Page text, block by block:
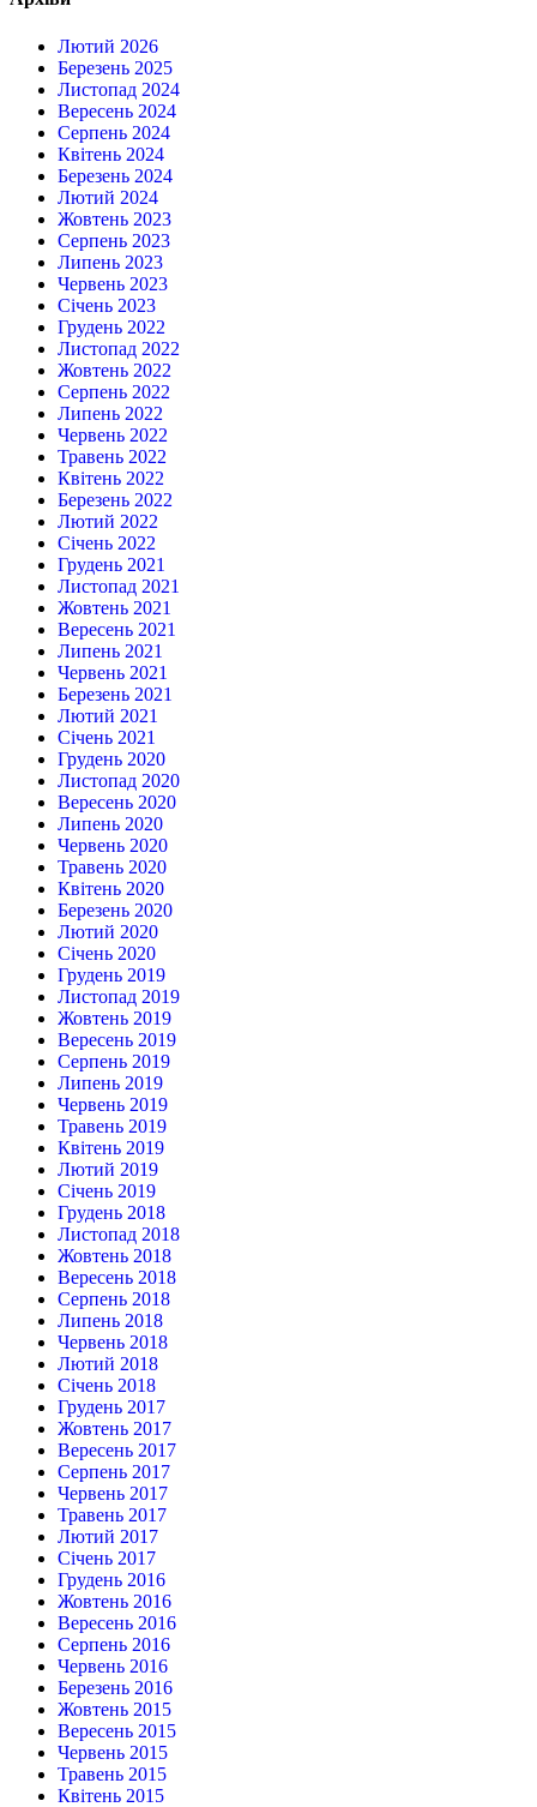
Лютий 2026
Березень 2025
Листопад 2024
Вересень 2024
Серпень 2024
Квітень 2024
Березень 2024
Лютий 2024
Жовтень 2023
Серпень 2023
Липень 2023
Червень 2023
Січень 2023
Грудень 2022
Листопад 2022
Жовтень 2022
Серпень 2022
Липень 2022
Червень 2022
Травень 2022
Квітень 2022
Березень 2022
Лютий 2022
Січень 2022
Грудень 2021
Листопад 2021
Жовтень 2021
Вересень 2021
Липень 2021
Червень 2021
Березень 2021
Лютий 2021
Січень 2021
Грудень 2020
Листопад 2020
Вересень 2020
Липень 2020
Червень 2020
Травень 2020
Квітень 2020
Березень 2020
Лютий 2020
Січень 2020
Грудень 2019
Листопад 2019
Жовтень 2019
Вересень 2019
Серпень 2019
Липень 2019
Червень 2019
Травень 2019
Квітень 2019
Лютий 2019
Січень 2019
Грудень 2018
Листопад 2018
Жовтень 2018
Вересень 2018
Серпень 2018
Липень 2018
Червень 2018
Лютий 2018
Січень 2018
Грудень 2017
Жовтень 2017
Вересень 2017
Серпень 2017
Червень 2017
Травень 2017
Лютий 2017
Січень 2017
Грудень 2016
Жовтень 2016
Вересень 2016
Серпень 2016
Червень 2016
Березень 2016
Жовтень 2015
Вересень 2015
Червень 2015
Травень 2015
Квітень 2015